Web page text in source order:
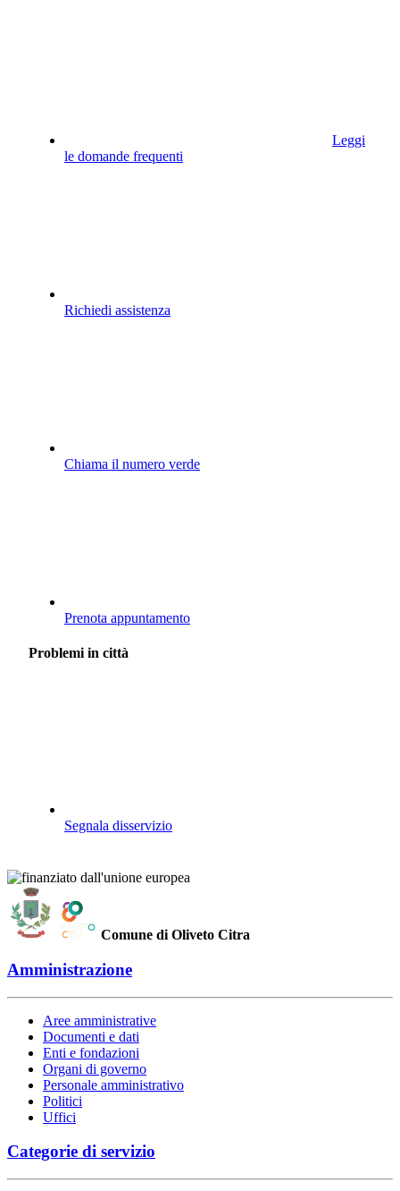
Leggi
le domande frequenti
Richiedi assistenza
Chiama il numero verde
Prenota appuntamento
Problemi in città
Segnala disservizio
Comune di Oliveto Citra
Amministrazione
Aree amministrative
Documenti e dati
Enti e fondazioni
Organi di governo
Personale amministrativo
Politici
Uffici
Categorie di servizio